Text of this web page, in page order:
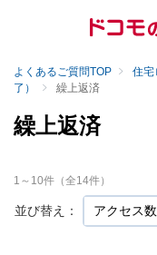
よくあるご質問TOP 住宅
了）
繰上返済
繰上返済
並び替え：
1 ～ 10件（全14件）